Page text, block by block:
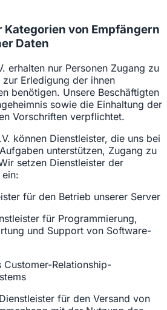
Kategorien von Empfängern
Daten
erhalten nur Personen Zugang zu
Erledigung der ihnen
benötigen. Unsere Beschäftigten
sowie die Einhaltung der
Vorschriften verpflichtet.
können Dienstleister, die uns bei
unterstützen, Zugang zu
setzen Dienstleister der
für den Betrieb unserer Server
für Programmierung,
und Support von Software-
Customer-Relationship-
für den Versand von